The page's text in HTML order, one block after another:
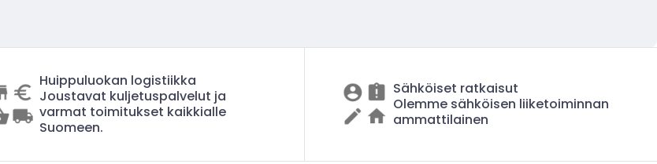
Huippuluokan logistiikka
Joustavat kuljetuspalvelut ja
varmat toimitukset kaikkialle
Suomeen.
Sähköiset ratkaisut
Olemme sähköisen liiketoiminnan
ammattilainen